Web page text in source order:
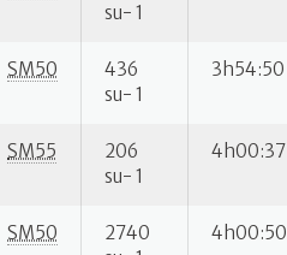
su- 1
SM50
436
su- 1
3h54:50
SM55
206
su- 1
4h00:37
SM50
2740
4h00:50